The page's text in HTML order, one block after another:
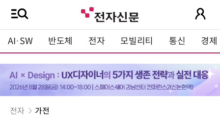
AI·SW 반도체 전자 모빌리티 통신 경제
전자 가전